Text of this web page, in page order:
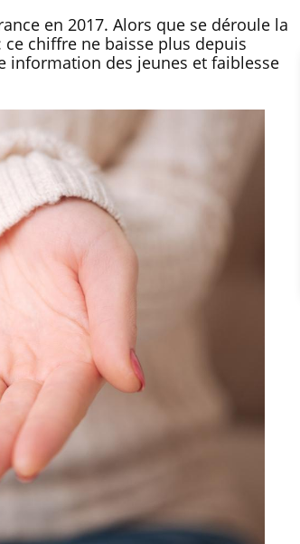
en 2017. Alors que se déroule la
chiffre ne baisse plus depuis
information des jeunes et faiblesse
1
les os
ce qui
en
de dormir la nuit ?